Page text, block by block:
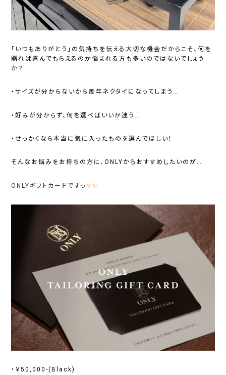
「いつもありがとう」の気持ちを伝える大切な機会だからこそ、何を
贈れば喜んでもらえるのか悩まれる方も多いのではないでしょう
か？
・サイズが分からないから毎年ネクタイになってしまう…
・好みが分からず、何を選べばいいか迷う…
・せっかくなら本当に気に入ったものを選んでほしい！
そんなお悩みをお持ちの方に、ONLYからおすすめしたいのが…
ONLYギフトカードですっ✨✨
・￥50,000-(Black)